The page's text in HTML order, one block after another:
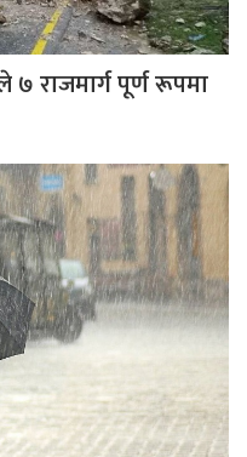
७ राजमार्ग पूर्ण रूपमा